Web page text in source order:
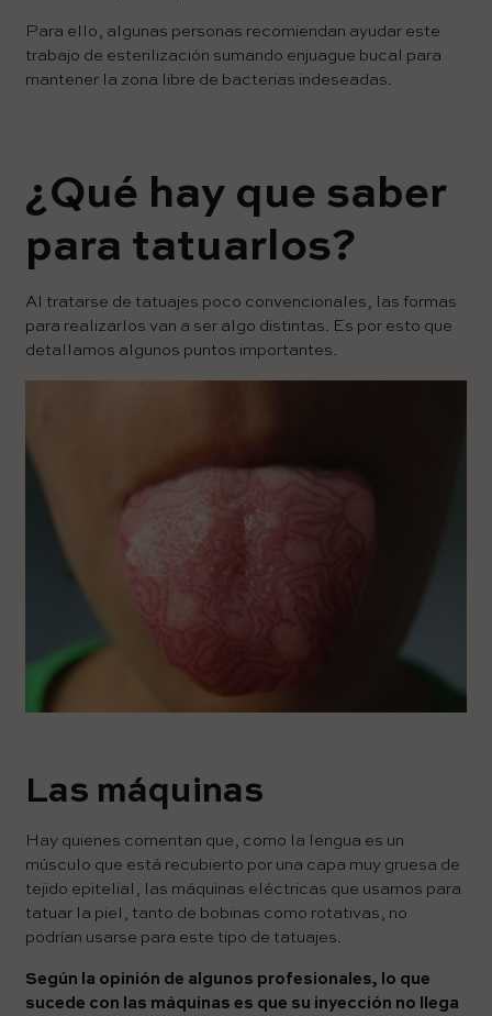
Para ello, algunas personas recomiendan ayudar este
trabajo de esterilización sumando enjuague bucal para
mantener la zona libre de bacterias indeseadas.
¿Qué hay que saber
para tatuarlos?
Al tratarse de tatuajes poco convencionales, las formas
para realizarlos van a ser algo distintas. Es por esto que
detallamos algunos puntos importantes.
Las máquinas
Hay quienes comentan que, como la lengua es un
músculo que está recubierto por una capa muy gruesa de
tejido epitelial, las máquinas eléctricas que usamos para
tatuar la piel, tanto de bobinas como rotativas, no
podrían usarse para este tipo de tatuajes.
Según la opinión de algunos profesionales, lo que
sucede con las máquinas es que su inyección no llega